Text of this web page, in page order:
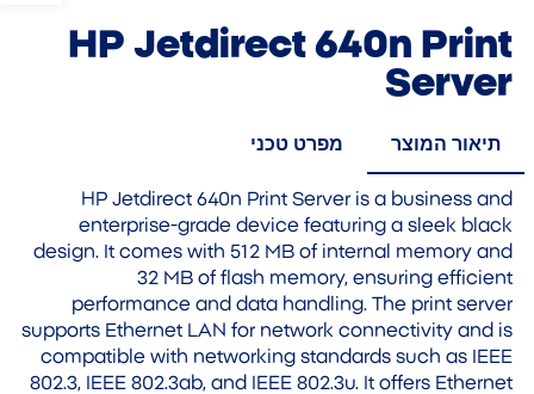
HP Jetdirect 640n Print
Server
תיאור המוצר מפרט טכני
HP Jetdirect 640n Print Server is a business and
enterprise-grade device featuring a sleek black
design. It comes with 512 MB of internal memory and
32 MB of flash memory, ensuring efficient
performance and data handling. The print server
supports Ethernet LAN for network connectivity and is
compatible with networking standards such as IEEE
802.3, IEEE 802.3ab, and IEEE 802.3u. It offers Ethernet